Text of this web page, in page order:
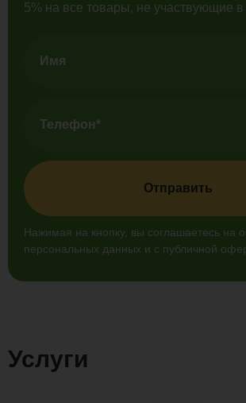
5% на все товары, не участвующие в
Отправить
Нажимая на кнопку, вы соглашаетесь на
персональных данных и с публичной
Услуги